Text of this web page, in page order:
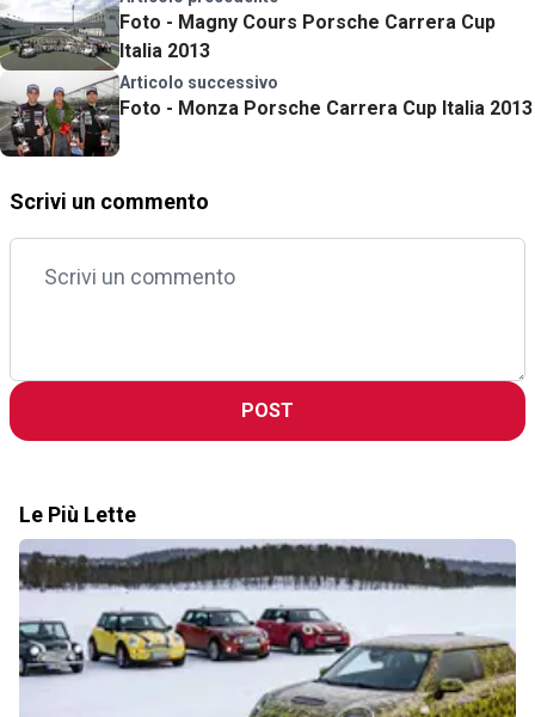
Foto - Magny Cours Porsche Carrera Cup
Italia 2013
Articolo successivo
Foto - Monza Porsche Carrera Cup Italia 2013
Scrivi un commento
POST
Le Più Lette